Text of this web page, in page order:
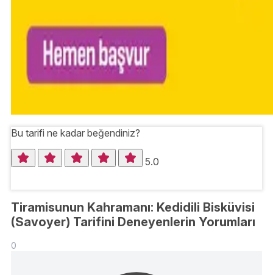
Bu tarifi ne kadar beğendiniz?
5.0
Tiramisunun Kahramanı: Kedidili Bisküvisi
(Savoyer) Tarifini Deneyenlerin Yorumları
0